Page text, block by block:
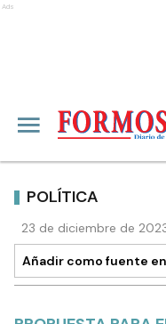
Ads
POLÍTICA
23 de diciembre de
Añadir como fuente en